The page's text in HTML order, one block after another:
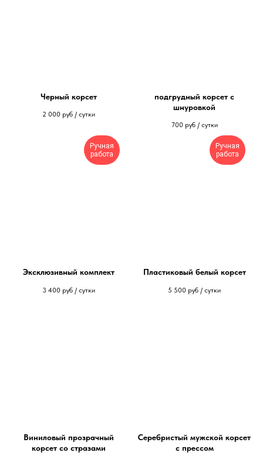
Черный корсет
2 000 руб / сутки
подгрудный корсет с
шнуровкой
700 руб / сутки
Ручная
работа
Эксклюзивный комплект
3 400 руб / сутки
Ручная
работа
Пластиковый белый корсет
5 500 руб / сутки
Виниловый прозрачный
корсет со стразами
Серебристый мужской корсет
с прессом